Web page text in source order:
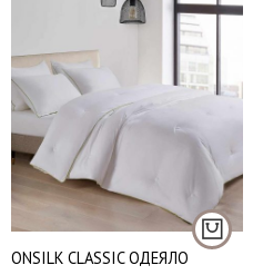
ONSILK CLASSIC ОДЕЯЛО
Облегченное-160 г/
м
Средние-300 г/м
Теплые-340 г/м